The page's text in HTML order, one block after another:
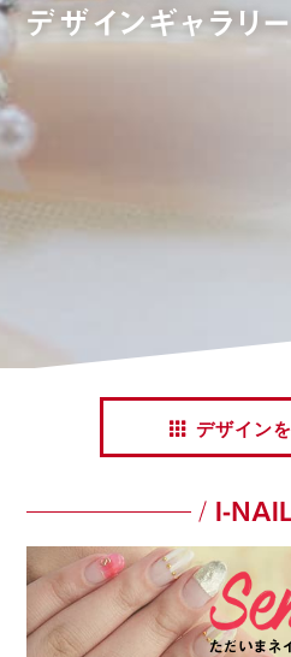
デザインギャラリー
デザイン
I-
ただいまネ